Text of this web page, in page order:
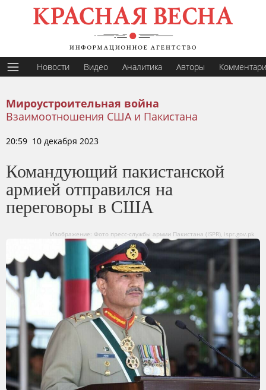
Новости Видео Аналитика Авторы
Мироустроительная война
Взаимоотношения США и Пакистана
20:59 10 декабря 2023
Командующий пакистанской
армией отправился на
переговоры в США
Изображение: Фото пресс-службы армии Пакистана (ISPR), ispr.gov.pk